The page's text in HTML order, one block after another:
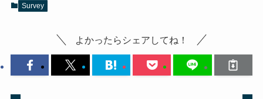
Survey
よかったらシェアしてね！